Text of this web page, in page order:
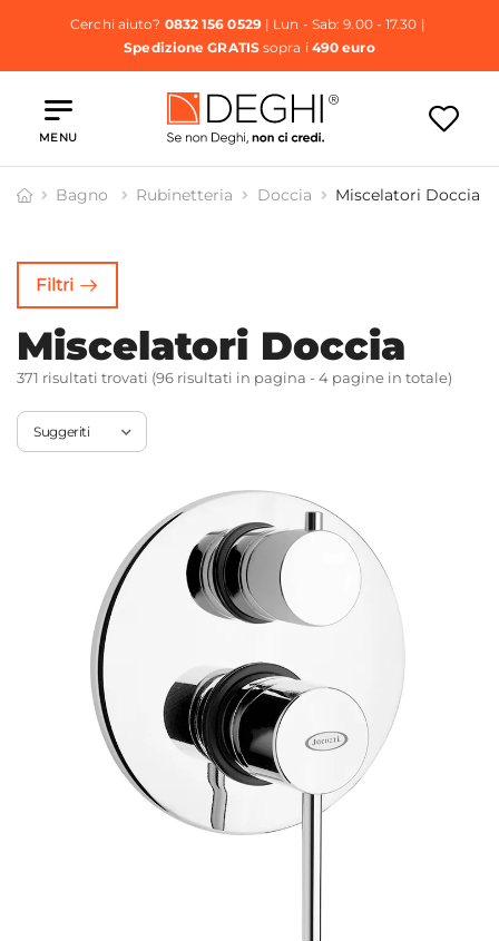
Cerchi aiuto? 0832 156 0529| Lun - Sab: 9.00 - 17.30 |
Spedizione GRATISsopra i 490 euro
MENU
Bagno Rubinetteria Doccia Miscelatori Doccia
Filtri
Miscelatori Doccia
371 risultati trovati (96 risultati in pagina - 4 pagine in totale)